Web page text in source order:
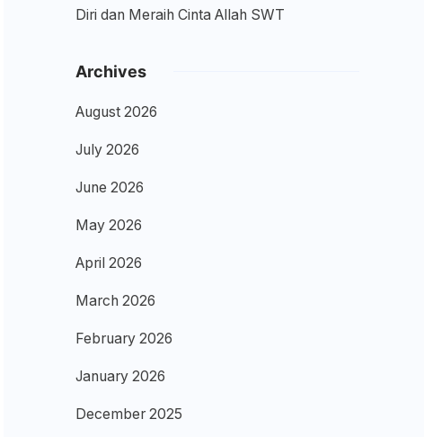
Diri dan Meraih Cinta Allah SWT
Archives
August 2026
July 2026
June 2026
May 2026
April 2026
March 2026
February 2026
January 2026
December 2025